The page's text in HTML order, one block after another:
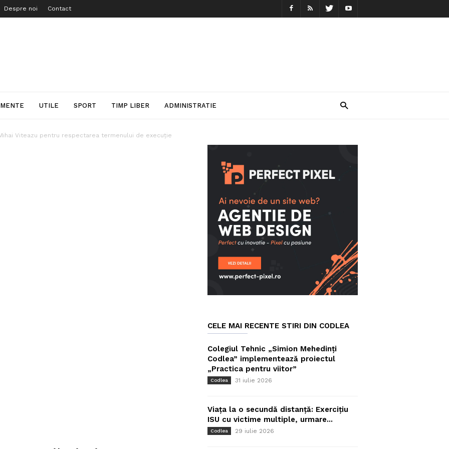
Despre noi Contact
UTILE SPORT TIMP LIBER ADMINISTRATIE
Viteazu pentru respectarea termenului de execuție
CELE MAI RECENTE STIRI DIN CODLEA
Colegiul Tehnic „Simion Mehedinți
Codlea” implementează proiectul
„Practica pentru viitor”
Codlea 31 iulie 2026
Viața la o secundă distanță: Exercițiu
ISU cu victime multiple, urmare...
Codlea 29 iulie 2026